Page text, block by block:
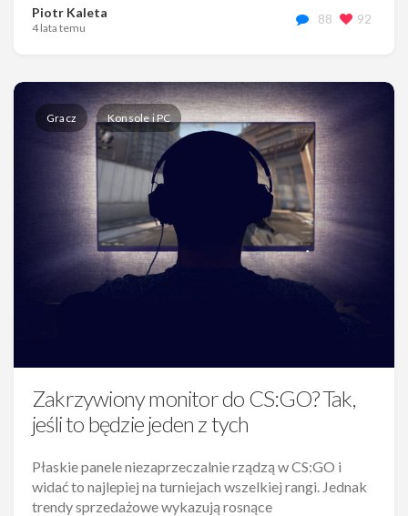
Piotr Kaleta
4 lata temu
88 92
Gracz Konsole i PC
Zakrzywiony monitor do CS:GO? Tak,
jeśli to będzie jeden z tych
Płaskie panele niezaprzeczalnie rządzą w CS:GO i
widać to najlepiej na turniejach wszelkiej rangi. Jednak
trendy sprzedażowe wykazują rosnące